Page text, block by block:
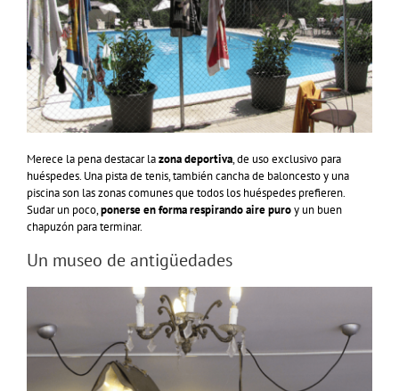
Merece la pena destacar lazona deportiva, de uso exclusivo para
huéspedes. Una pista de tenis, también cancha de baloncesto y una
piscina son las zonas comunes que todos los huéspedes prefieren.
Sudar un poco,ponerse en forma respirando aire puroy un buen
chapuzón para terminar.
Un museo de antigüedades